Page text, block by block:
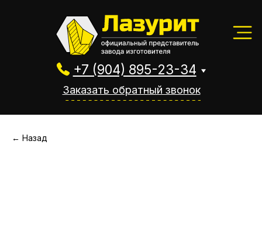
+7 (904) 895-23-34
Заказать обратный звонок
+7 (904) 895-23-34
Заказать обратный звонок
← Назад